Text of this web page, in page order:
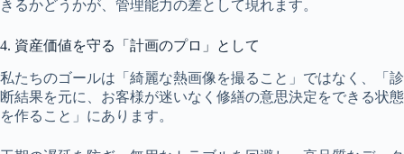
きるかどうかが、管理能力の差として現れます。
4. 資産価値を守る「計画のプロ」として
私たちのゴールは「綺麗な熱画像を撮ること」ではなく、「診
断結果を元に、お客様が迷いなく修繕の意思決定をできる状態
を作ること」にあります。